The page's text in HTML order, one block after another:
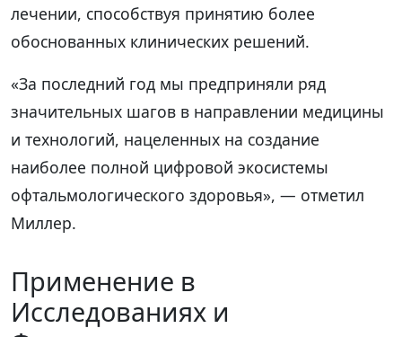
лечении, способствуя принятию более
обоснованных клинических решений.
«За последний год мы предприняли ряд
значительных шагов в направлении медицины
и технологий, нацеленных на создание
наиболее полной цифровой экосистемы
офтальмологического здоровья», — отметил
Миллер.
Применение в
Исследованиях и